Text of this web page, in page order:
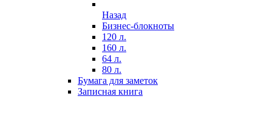
Назад
Бизнес-блокноты
120 л.
160 л.
64 л.
80 л.
Бумага для заметок
Записная книга